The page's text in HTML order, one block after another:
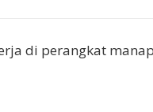
di perangkat